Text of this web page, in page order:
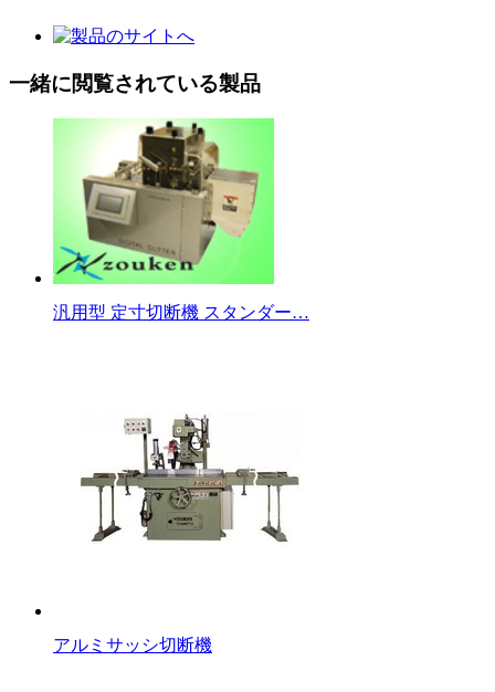
一緒に閲覧されている製品
汎用型 定寸切断機 スタンダー…
アルミサッシ切断機